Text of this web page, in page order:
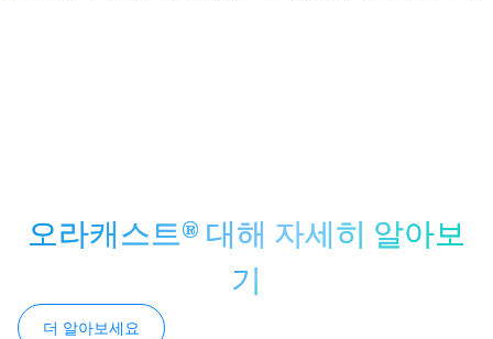
오라캐스트® 대해 자세히 알아보
기
더 알아보세요